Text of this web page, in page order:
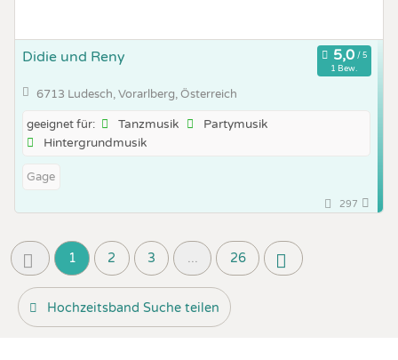
Didie und Reny
1 Bew.
6713 Ludesch, Vorarlberg, Österreich
geeignet für: Tanzmusik
Partymusik
Hintergrundmusik
Gage
297
1 2 3 ... 26
Hochzeitsband Suche teilen